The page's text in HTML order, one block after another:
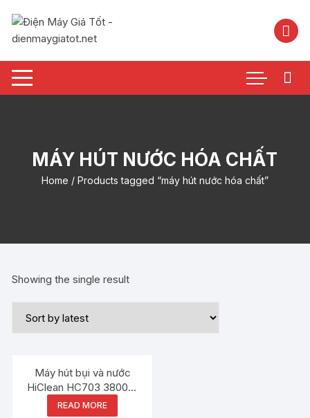
nội
MÁY HÚT NƯỚC HÓA CHẤT
Home / Products tagged “máy hút nước hóa chất”
Showing the single result
Máy hút bụi và nước
HiClean HC703 3800W
70 Lit
READ MORE